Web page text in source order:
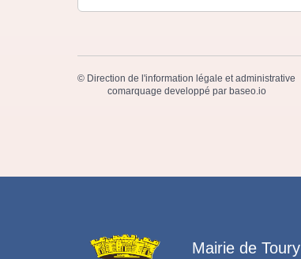
© Direction de l'information légale et administrative
comarquage developpé par baseo.io
Mairie de Toury